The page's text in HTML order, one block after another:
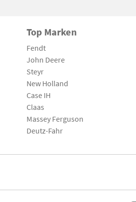
Top Marken
Fendt
John Deere
Steyr
New Holland
Case IH
Claas
Massey Ferguson
Deutz-Fahr